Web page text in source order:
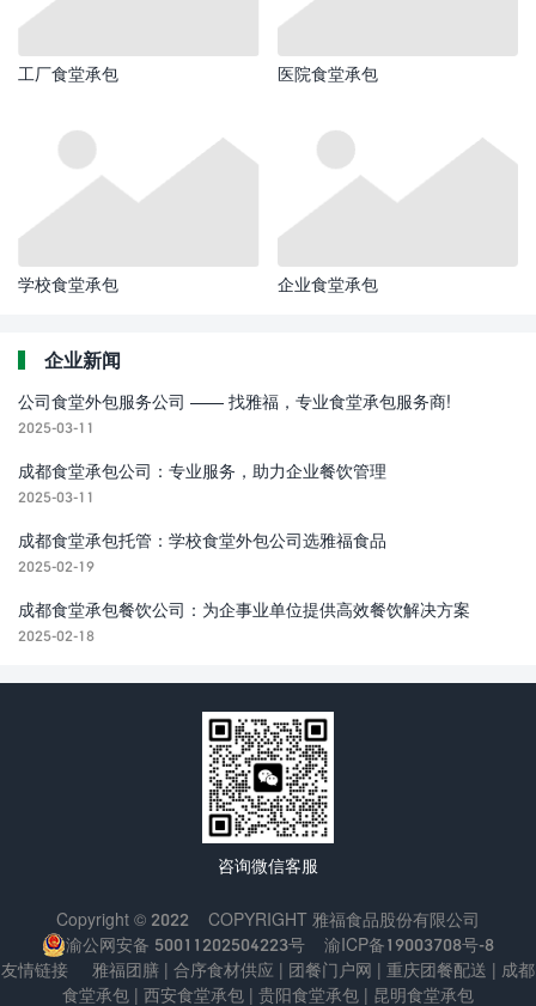
工厂食堂承包 医院食堂承包
学校食堂承包 企业食堂承包
企业新闻
公司食堂外包服务公司 —— 找雅福，专业食堂承包服务商!
2025-03-11
成都食堂承包公司：专业服务，助力企业餐饮管理
2025-03-11
成都食堂承包托管：学校食堂外包公司选雅福食品
2025-02-19
成都食堂承包餐饮公司：为企事业单位提供高效餐饮解决方案
2025-02-18
咨询微信客服
Copyright © 2022 COPYRIGHT 雅福食品股份有限公司
渝公网安备 50011202504223号
渝ICP备19003708号-8
友情链接
雅福团膳 | 合序食材供应 | 团餐门户网 | 重庆团餐配送 | 成都
食堂承包 | 西安食堂承包 | 贵阳食堂承包 | 昆明食堂承包